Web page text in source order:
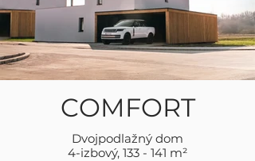
COMFORT
Dvojpodlažný dom
4-izbový, 133 - 141 m²